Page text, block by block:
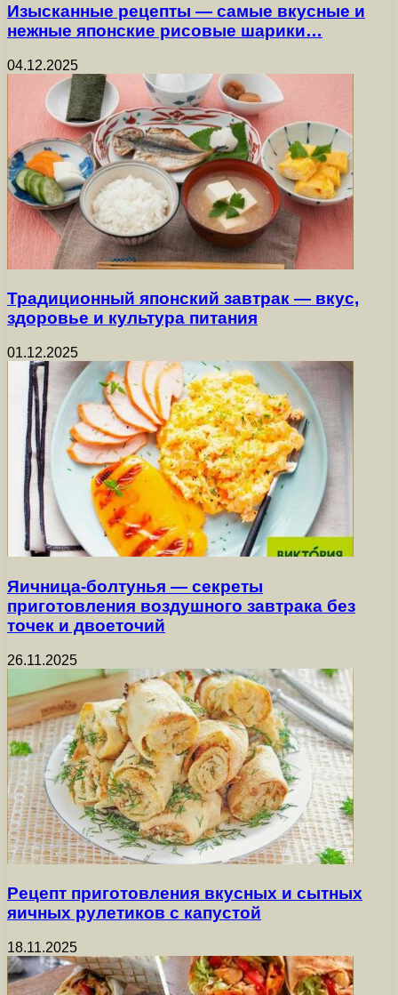
Изысканные рецепты — самые вкусные и
нежные японские рисовые шарики…
04.12.2025
Традиционный японский завтрак — вкус,
здоровье и культура питания
01.12.2025
Яичница-болтунья — секреты
приготовления воздушного завтрака без
точек и двоеточий
26.11.2025
Рецепт приготовления вкусных и сытных
яичных рулетиков с капустой
18.11.2025